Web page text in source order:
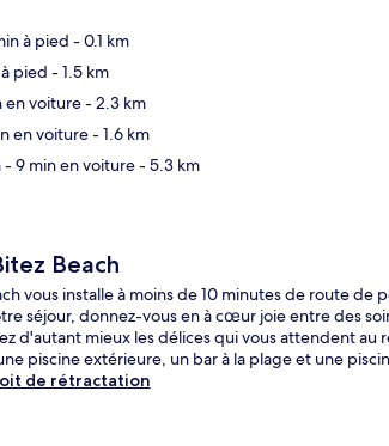
à pied - 0.1 km
pied - 1.5 km
en voiture- 2.3 km
en voiture- 1.6 km
- 9 min en voiture- 5.3 km
Beach
vous installe à moins de 10 minutes de route
séjour, donnez-vous en à cœur joie entre des
d'autant mieux les délices qui vous attendent au
piscine extérieure, un bar à la plage et une
de rétractation